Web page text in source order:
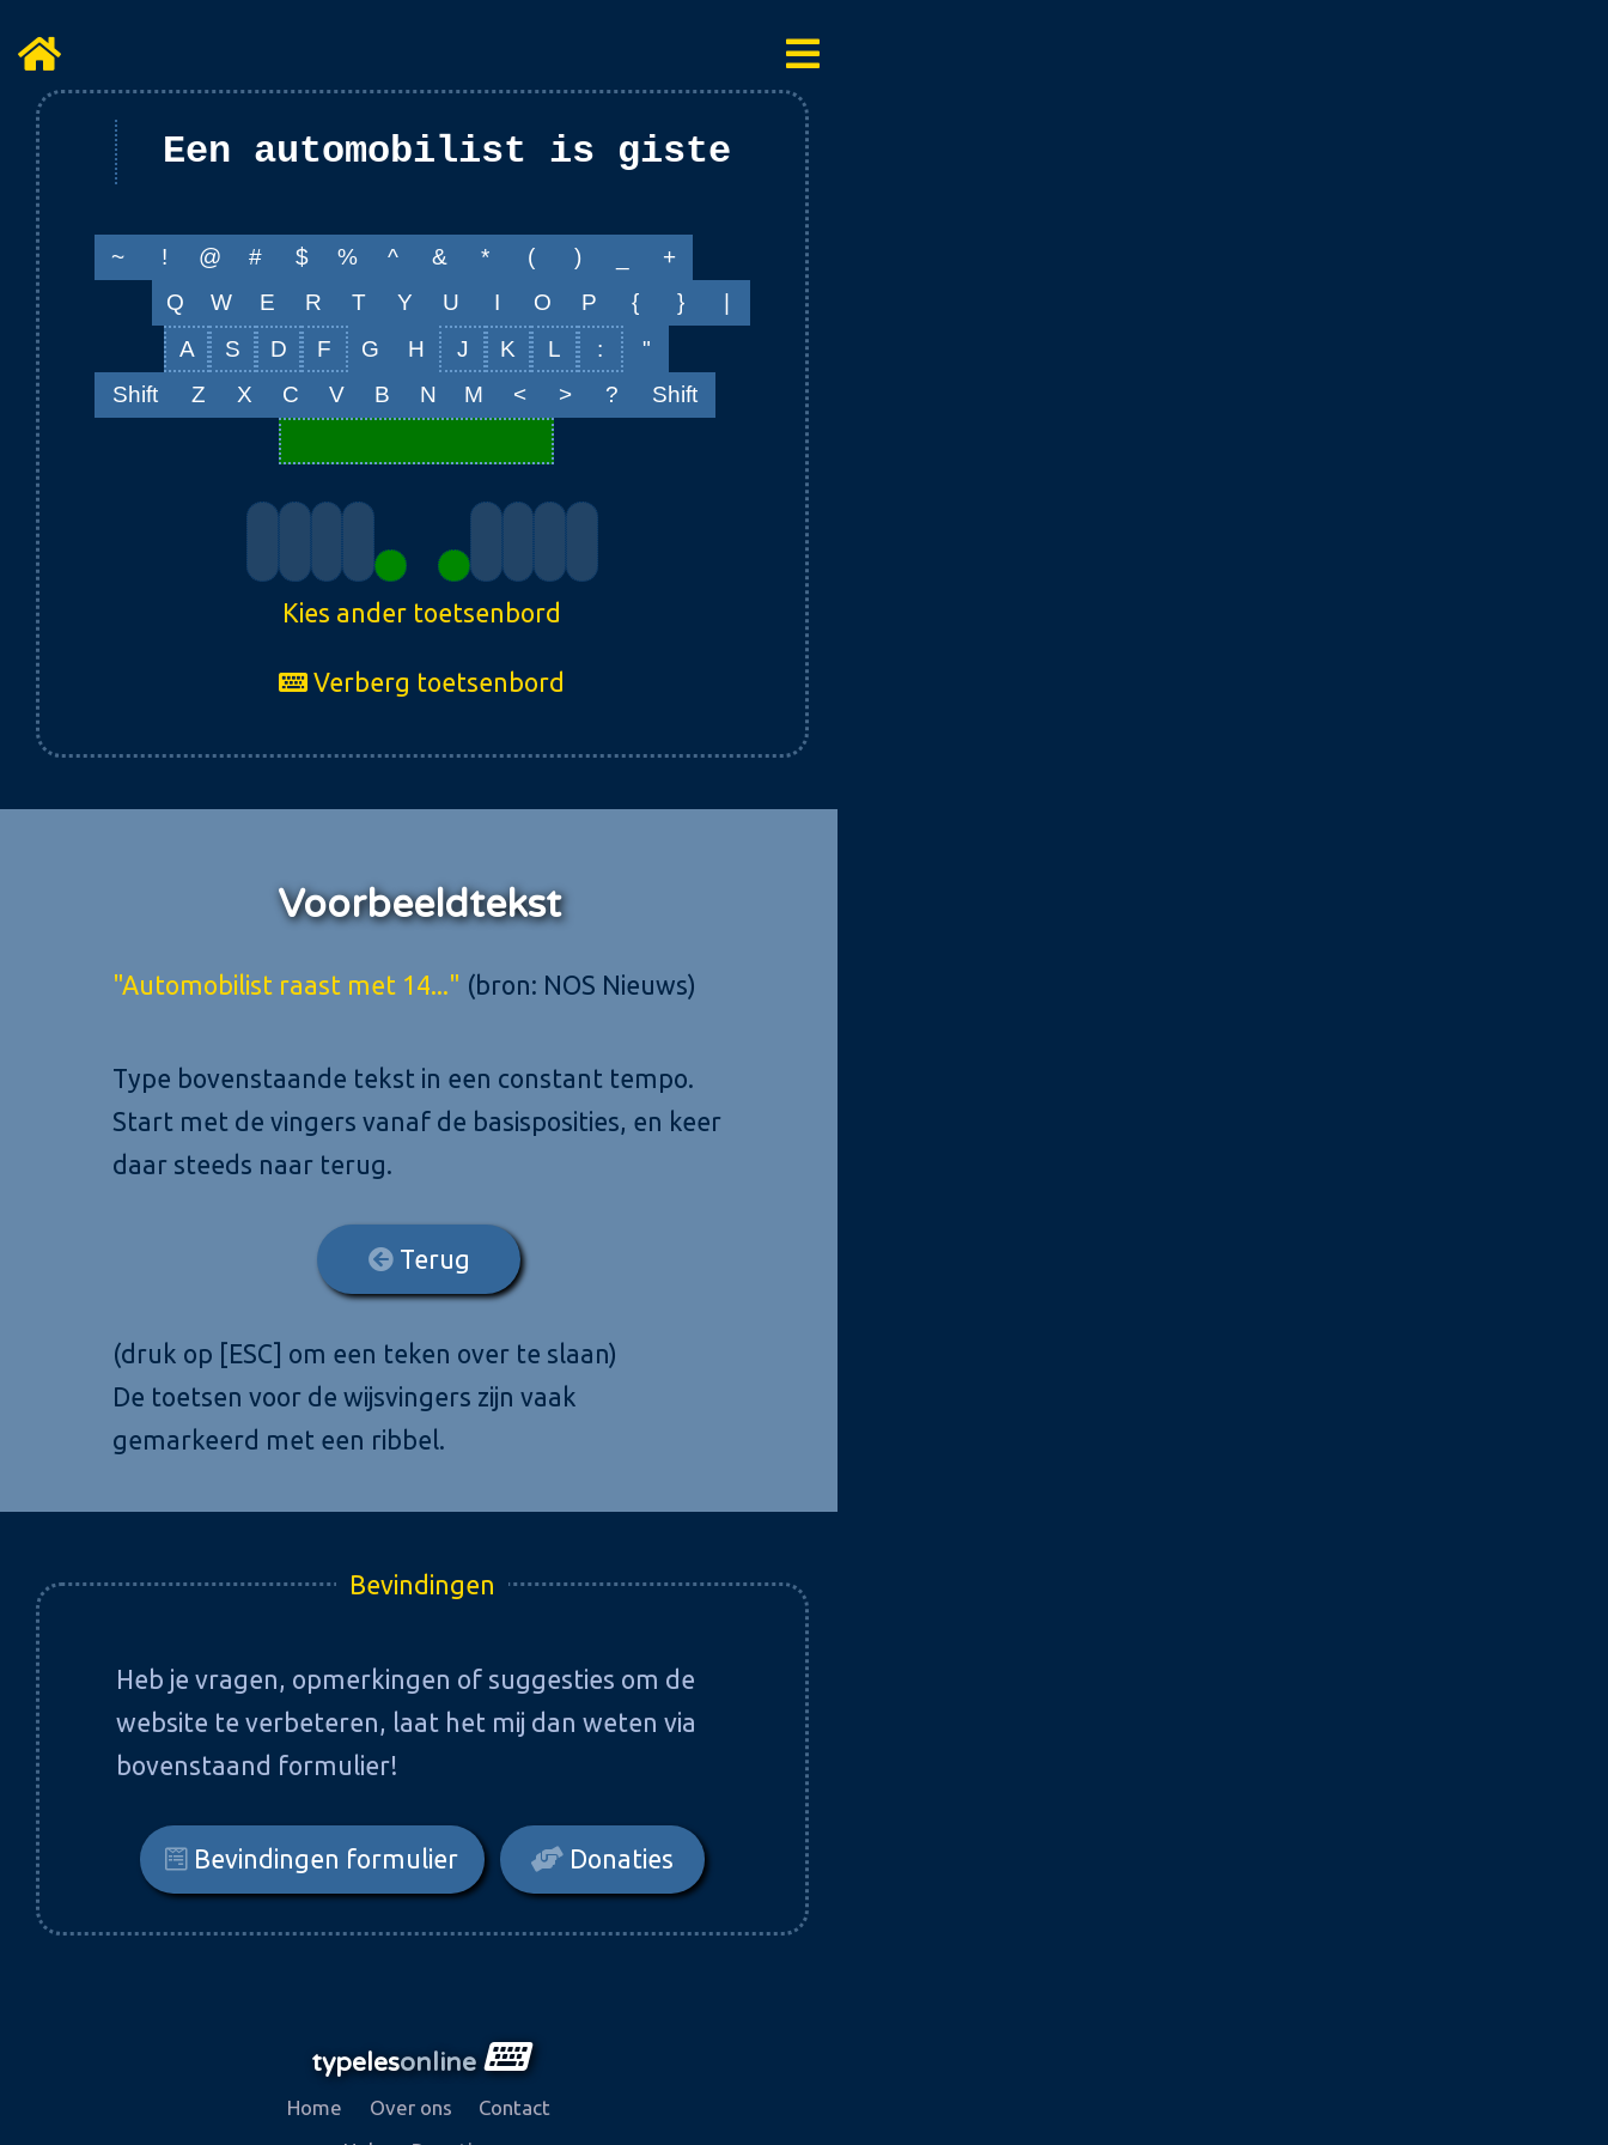
~ ! @ # $ % ^ & * ( )
+
Q
W E R T Y U I O P { }
A
S D F G H J K L :
"
Shift
Z X C V B N M < > ? Shift
Kies ander toetsenbord
Verberg toetsenbord
Voorbeeldtekst
"Automobilist raast met 14..." (bron: NOS Nieuws)
Type bovenstaande tekst in een constant tempo.
Start met de vingers vanaf de basisposities, en keer
daar steeds naar terug.
Terug
(druk op [ESC] om een teken over te slaan)
De toetsen voor de wijsvingers zijn vaak
gemarkeerd met een ribbel.
Bevindingen
Heb je vragen, opmerkingen of suggesties om de
website te verbeteren, laat het mij dan weten via
bovenstaand formulier!
Bevindingen formulier Donaties
typelesonline
Home Over ons
Contact